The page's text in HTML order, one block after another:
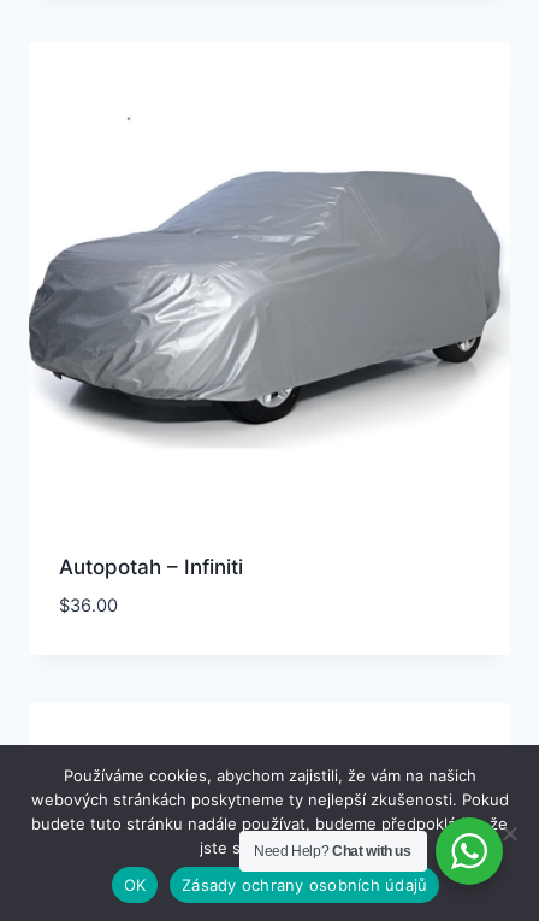
Autopotah – Infiniti
$36.00
Need Help?Chat with us
Používáme cookies, abychom zajistili, že vám na našich
webových stránkách poskytneme ty nejlepší zkušenosti. Pokud
budete tuto stránku nadále používat, budeme předpokládat, že
jste s ní spokojeni.
OK
Zásady ochrany osobních údajů